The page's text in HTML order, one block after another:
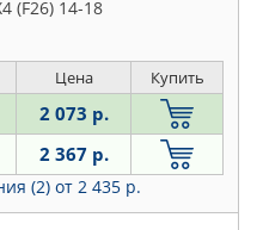
(F26) 14-18
Цена Купить
2 073 р.
2 367 р.
(2) от 2 435 р.